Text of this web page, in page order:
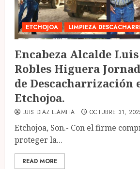
ETCHOJOA LIMPIEZA
Encabeza Alcalde
Robles Higuera
de Descacharrización
Etchojoa.
LUIS DIAZ LLAMITA OCTUBRE 31,
Etchojoa, Son.- Con el firme
proteger la...
READ MORE